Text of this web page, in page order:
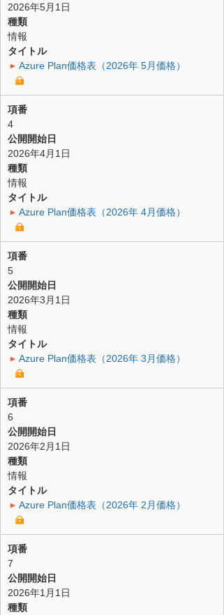
2026年5月1日
種類
情報
タイトル
Azure Plan価格表（2026年 5月価格）
項番
4
公開開始日
2026年4月1日
種類
情報
タイトル
Azure Plan価格表（2026年 4月価格）
項番
5
公開開始日
2026年3月1日
種類
情報
タイトル
Azure Plan価格表（2026年 3月価格）
項番
6
公開開始日
2026年2月1日
種類
情報
タイトル
Azure Plan価格表（2026年 2月価格）
項番
7
公開開始日
2026年1月1日
種類